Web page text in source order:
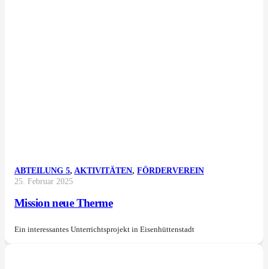
ABTEILUNG 5, AKTIVITÄTEN, FÖRDERVEREIN
25. Februar 2025
Mission neue Therme
Ein interessantes Unterrichtsprojekt in Eisenhüttenstadt